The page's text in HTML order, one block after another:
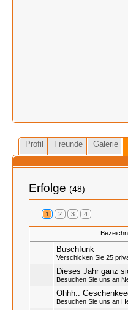
Profil Freunde Galerie
Erfolge (48)
1 2 3 4
Buschfunk
Verschicken Sie 25
Dieses Jahr ganz
Besuchen Sie uns an
Ohhh..
Besuchen Sie uns an